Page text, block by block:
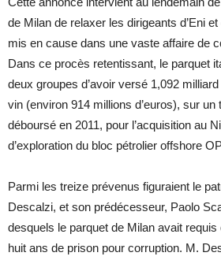
de Milan de relaxer les dirigeants d’Eni
mis en cause dans une vaste affaire de
Dans ce procès retentissant, le parquet
deux groupes d’avoir versé 1,092
vin (environ 914 millions d’euros), sur un
déboursé en 2011, pour l’acquisition au
d’exploration du bloc pétrolier offshore
Parmi les treize prévenus figuraient le
Descalzi, et son prédécesseur, Paolo
desquels le parquet de Milan avait
huit ans de prison pour corruption. M.